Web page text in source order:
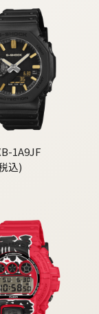
1A9JF
込)